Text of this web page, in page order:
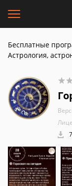
Бесплатные
Астрология,